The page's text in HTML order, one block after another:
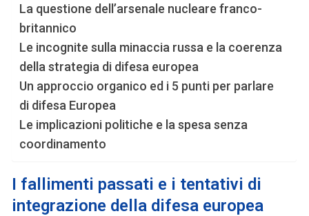
La questione dell’arsenale nucleare franco-
britannico
Le incognite sulla minaccia russa e la coerenza
della strategia di difesa europea
Un approccio organico ed i 5 punti per parlare
di difesa Europea
Le implicazioni politiche e la spesa senza
coordinamento
I fallimenti passati e i tentativi di
integrazione della difesa europea